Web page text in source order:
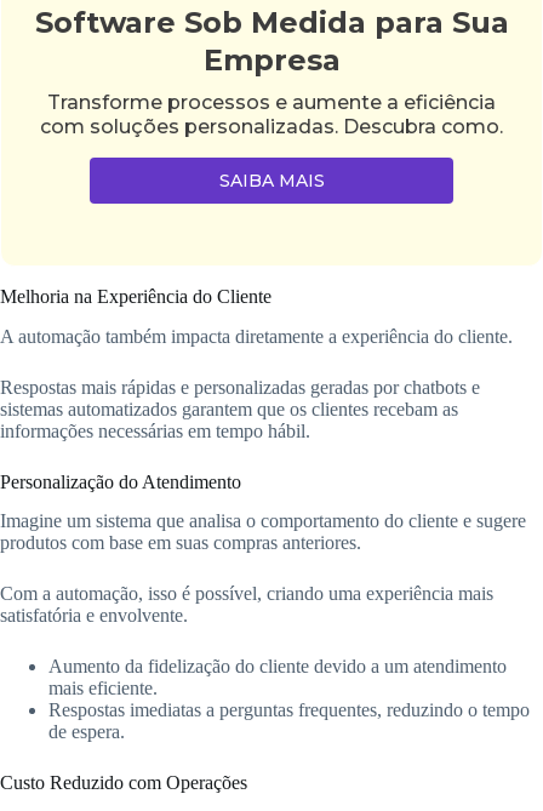
Software Sob Medida para Sua
Empresa
Transforme processos e aumente a eficiência
com soluções personalizadas. Descubra como.
SAIBA MAIS
Melhoria na Experiência do Cliente
A automação também impacta diretamente a experiência do cliente.
Respostas mais rápidas e personalizadas geradas por chatbots e
sistemas automatizados garantem que os clientes recebam as
informações necessárias em tempo hábil.
Personalização do Atendimento
Imagine um sistema que analisa o comportamento do cliente e sugere
produtos com base em suas compras anteriores.
Com a automação, isso é possível, criando uma experiência mais
satisfatória e envolvente.
Aumento da fidelização do cliente devido a um atendimento
mais eficiente.
Respostas imediatas a perguntas frequentes, reduzindo o tempo
de espera.
Custo Reduzido com Operações